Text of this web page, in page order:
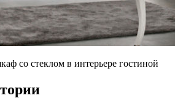
со стеклом в интерьере гостиной